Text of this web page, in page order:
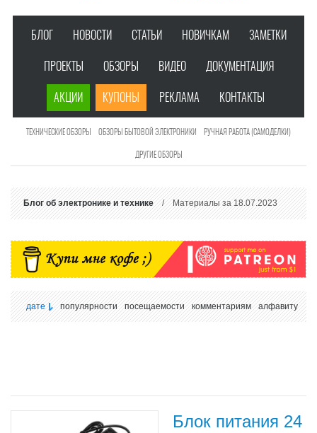
БЛОГ НОВОСТИ СТАТЬИ НОВИЧКАМ ЗАМЕТКИ
ПРОЕКТЫ ОБЗОРЫ ВИДЕО ДОКУМЕНТАЦИЯ
АКЦИИ КУПОНЫ РЕКЛАМА КОНТАКТЫ
ТЕХНИЧЕСКИЕ ОБЗОРЫ ОБЗОРЫ БЫТОВОЙ ЭЛЕКТРОНИКИ РУЧНАЯ РАБОТА (САМОДЕЛКИ)
ДРУГИЕ ОБЗОРЫ
Блог об электронике и технике/ Материалы за 18.07.2023
дате популярности посещаемости комментариям алфавиту
Блок питания 24